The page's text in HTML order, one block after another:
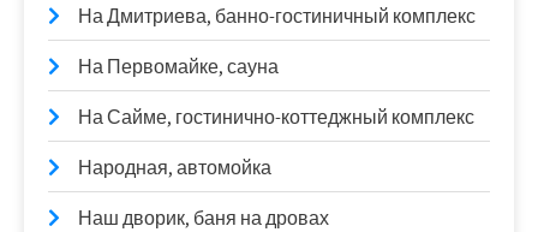
На Дмитриева, банно-гостиничный комплекс
На Первомайке, сауна
На Сайме, гостинично-коттеджный комплекс
Народная, автомойка
Наш дворик, баня на дровах